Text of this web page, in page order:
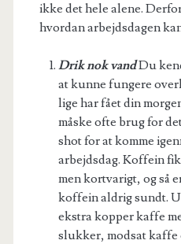
ikke det hele alene.
hvordan arbejdsdagen
Drik nok vandDu
at kunne fungere
lige har fået din
måske ofte brug for
shot for at komme
arbejdsdag. Koffein
men kortvarigt, og så
koffein aldrig sundt.
ekstra kopper kaffe
slukker, modsat kaffe